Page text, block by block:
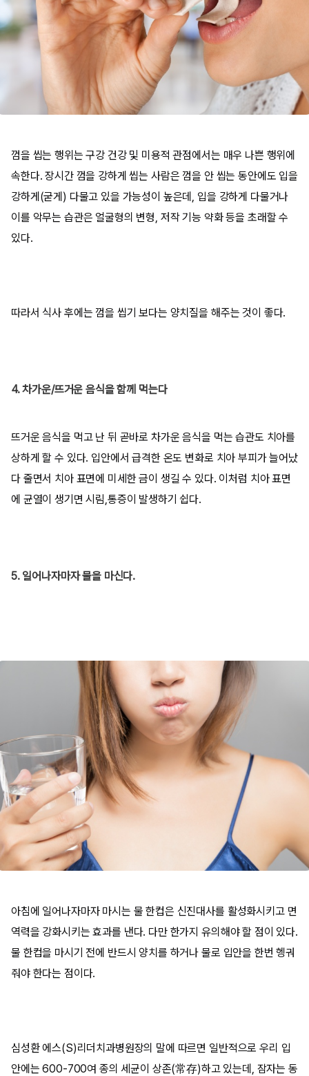
껌을 씹는 행위는 구강 건강 및 미용적 관점에서는 매우 나쁜 행위에
속한다. 장시간 껌을 강하게 씹는 사람은 껌을 안 씹는 동안에도 입을
강하게(굳게) 다물고 있을 가능성이 높은데, 입을 강하게 다물거나
이를 악무는 습관은 얼굴형의 변형, 저작 기능 약화 등을 초래할 수
있다.
따라서 식사 후에는 껌을 씹기 보다는 양치질을 해주는 것이 좋다.
4. 차가운/뜨거운 음식을 함께 먹는다
뜨거운 음식을 먹고 난 뒤 곧바로 차가운 음식을 먹는 습관도 치아를
상하게 할 수 있다. 입안에서 급격한 온도 변화로 치아 부피가 늘어났
다 줄면서 치아 표면에 미세한 금이 생길 수 있다. 이처럼 치아 표면
에 균열이 생기면 시림,통증이 발생하기 쉽다.
5. 일어나자마자 물을 마신다.
아침에 일어나자마자 마시는 물 한컵은 신진대사를 활성화시키고 면
역력을 강화시키는 효과를 낸다. 다만 한가지 유의해야 할 점이 있다.
물 한컵을 마시기 전에 반드시 양치를 하거나 물로 입안을 한번 헹궈
줘야 한다는 점이다.
심성환 에스(S)리더치과병원장의 말에 따르면 일반적으로 우리 입
안에는 600-700여 종의 세균이 상존(常存)하고 있는데, 잠자는 동